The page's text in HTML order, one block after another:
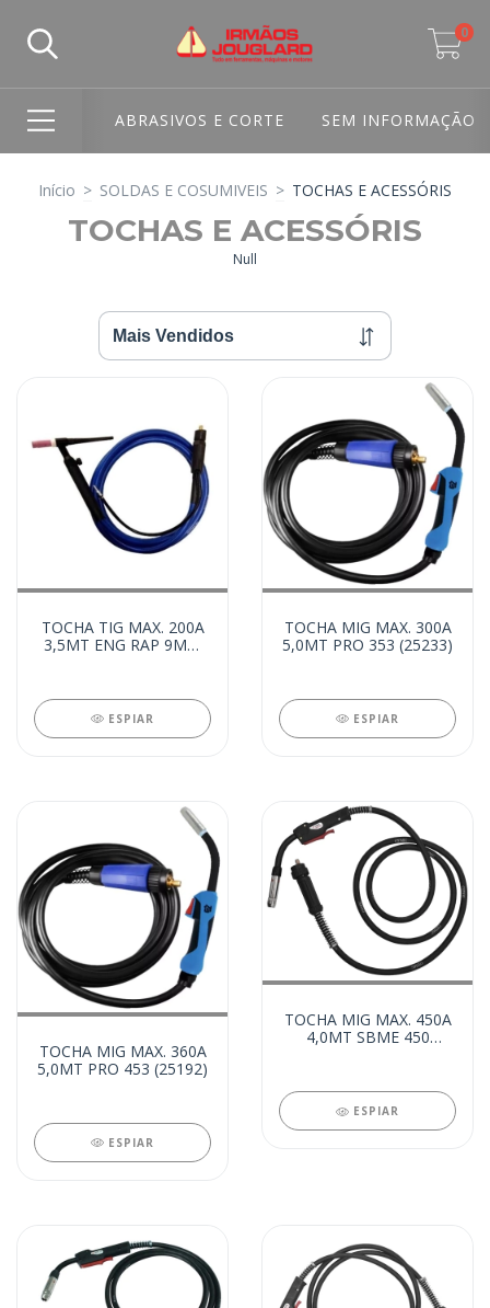
0
ABRASIVOS E CORTE SEM INFORMAÇÃO
Início > SOLDAS E COSUMIVEIS > TOCHAS E ACESSÓRIS
TOCHAS E ACESSÓRIS
Null
TOCHA TIG MAX. 200A
3,5MT ENG RAP 9MM
ESPIAR
TOCHA MIG MAX. 300A
5,0MT PRO 353 (25233)
ESPIAR
TOCHA MIG MAX. 360A
5,0MT PRO 453 (25192)
ESPIAR
TOCHA MIG MAX. 450A
4,0MT SBME 450
ESPIAR